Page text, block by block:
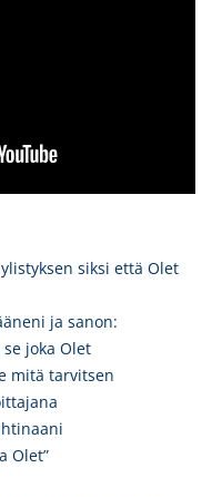
siksi että Olet
ja sanon:
joka Olet
mitä tarvitsen
Olet”